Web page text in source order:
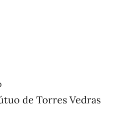
de Torres Vedras